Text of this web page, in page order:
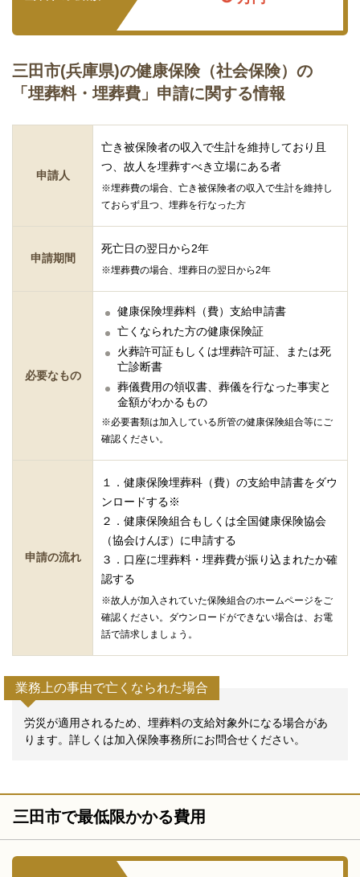
三田市(兵庫県)の健康保険（社会保険）の
「埋葬料・埋葬費」申請に関する情報
申請人
亡き被保険者の収入で生計を維持しており且
つ、故人を埋葬すべき立場にある者
※埋葬費の場合、亡き被保険者の収入で生計を維持し
ておらず且つ、埋葬を行なった方
申請期間
死亡日の翌日から2年
※埋葬費の場合、埋葬日の翌日から2年
必要なもの
健康保険埋葬料（費）支給申請書
亡くなられた方の健康保険証
火葬許可証もしくは埋葬許可証、または死
亡診断書
葬儀費用の領収書、葬儀を行なった事実と
金額がわかるもの
※必要書類は加入している所管の健康保険組合等にご
確認ください。
申請の流れ
１．健康保険埋葬科（費）の支給申請書をダウ
ンロードする※
２．健康保険組合もしくは全国健康保険協会
（協会けんぽ）に申請する
３．口座に埋葬料・埋葬費が振り込まれたか確
認する
※故人が加入されていた保険組合のホームページをご
確認ください。ダウンロードができない場合は、お電
話で請求しましょう。
業務上の事由で亡くなられた場合
労災が適用されるため、埋葬料の支給対象外になる場合があ
ります。詳しくは加入保険事務所にお問合せください。
三田市で最低限かかる費用